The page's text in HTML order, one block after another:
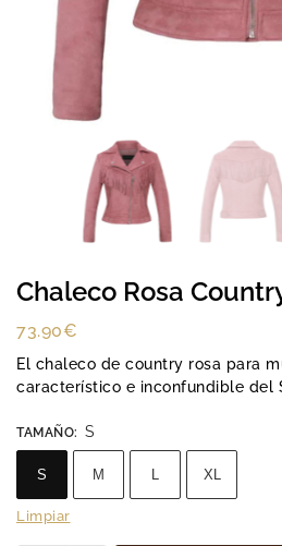
Chaleco Rosa
73.90€
El chaleco de country rosa para
característico e inconfundible del
TAMAÑO: S
S M XL
Limpiar